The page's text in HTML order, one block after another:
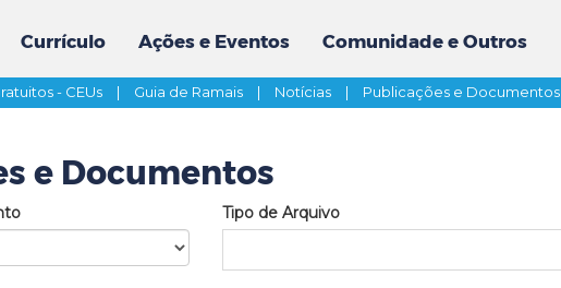
Currículo Ações e Eventos Comunidade e Outros
- CEUs | Guia de Ramais | Notícias | Publicações e Documentos
e Documentos
Tipo de Arquivo